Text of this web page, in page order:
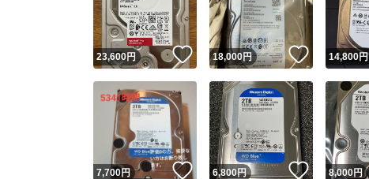
23,600円 いいね！
18,000円 いいね！
14,800円
7,700円 いいね！
6,800円 いいね！
8,000円